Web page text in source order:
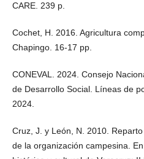
CARE. 239 p.
Cochet, H. 2016. Agricultura
Chapingo. 16-17 pp.
CONEVAL. 2024. Consejo
de Desarrollo Social. Líneas de
2024.
Cruz, J. y León, N. 2010.
de la organización campesina.